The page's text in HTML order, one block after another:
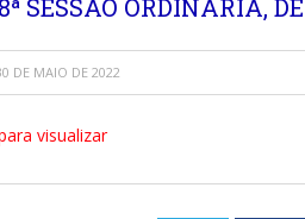
SESSÃO ORDINÁRIA,
DE MAIO DE 2022
visualizar